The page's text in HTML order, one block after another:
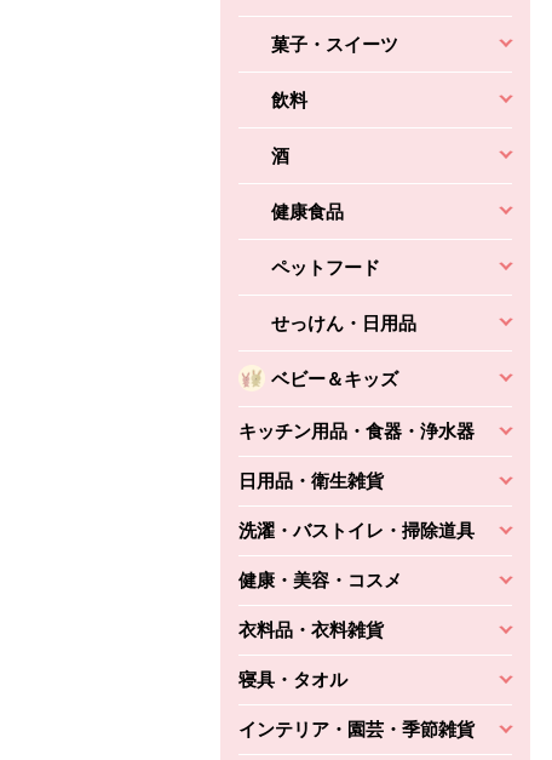
菓子・スイーツ
飲料
酒
健康食品
ペットフード
せっけん・日用品
ベビー＆キッズ
キッチン用品・食器・浄水器
日用品・衛生雑貨
洗濯・バストイレ・掃除道具
健康・美容・コスメ
衣料品・衣料雑貨
寝具・タオル
インテリア・園芸・季節雑貨